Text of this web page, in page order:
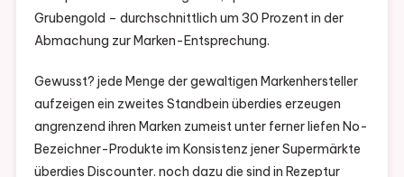
Grubengold – durchschnittlich um 30 Prozent in der
Abmachung zur Marken-Entsprechung.
Gewusst? jede Menge der gewaltigen Markenhersteller
aufzeigen ein zweites Standbein überdies erzeugen
angrenzend ihren Marken zumeist unter ferner liefen No-
Bezeichner-Produkte im Konsistenz jener Supermärkte
überdies Discounter. noch dazu die sind in Rezeptur